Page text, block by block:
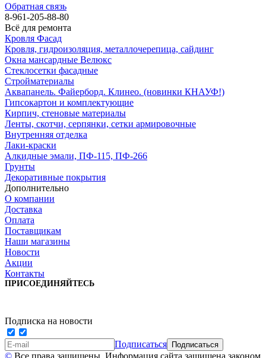
Обратная связь
8-961-205-88-80
Всё для ремонта
Кровля Фасад
Кровля, гидроизоляция, металлочерепица, сайдинг
Окна мансардные Велюкс
Стеклосетки фасадные
Стройматериалы
Аквапанель. Файерборд. Клинео. (новинки КНАУФ!)
Гипсокартон и комплектующие
Кирпич, стеновые материалы
Ленты, скотчи, серпянки, сетки армировочные
Внутренняя отделка
Лаки-краски
Алкидные эмали, ПФ-115, ПФ-266
Грунты
Декоративные покрытия
Дополнительно
О компании
Доставка
Оплата
Поставщикам
Наши магазины
Новости
Акции
Контакты
ПРИСОЕДИНЯЙТЕСЬ
Подписка на новости
Подписаться
© Все права защищены. Информация сайта защищена законом